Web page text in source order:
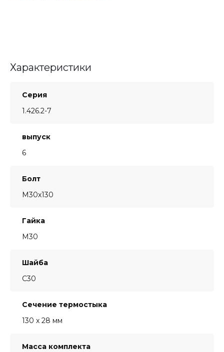
Характеристики
Серия
1.426.2-7
выпуск
6
Болт
М30х130
Гайка
М30
Шайба
С30
Сечение термостыка
130 х 28 мм
Масса комплекта